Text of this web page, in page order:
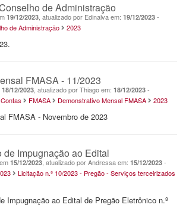
de Administração
19/12/2023 , atualizado por Edinalva em: 19/12/2023 -
de Administração 2023
FMASA - 11/2023
18/12/2023 , atualizado por Thiago em: 18/12/2023 -
FMASA Demonstrativo Mensal FMASA 2023
FMASA - Novembro de 2023
de Impugnação ao Edital
15/12/2023 , atualizado por Andressa em: 15/12/2023 -
Licitação n.º 10/2023 - Pregão - Serviços terceirizados
Impugnação ao Edital de Pregão Eletrônico n.º